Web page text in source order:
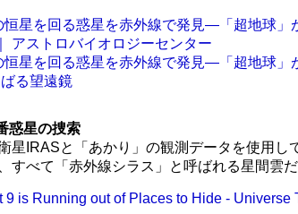
恒星を回る惑星を赤外線で発見―「超地球
アストロバイオロジーセンター
恒星を回る惑星を赤外線で発見―「超地球
る望遠鏡
惑星の捜索
星IRASと「あかり」の観測データを使用し
すべて「赤外線シラス」と呼ばれる星間雲だ
9 is Running out of Places to Hide - Universe